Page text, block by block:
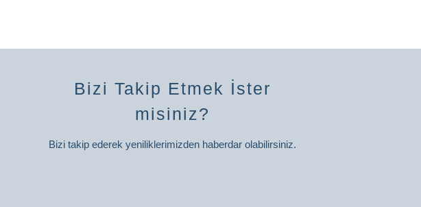
Bizi Takip Etmek İster
misiniz?
Bizi takip ederek yeniliklerimizden haberdar olabilirsiniz.